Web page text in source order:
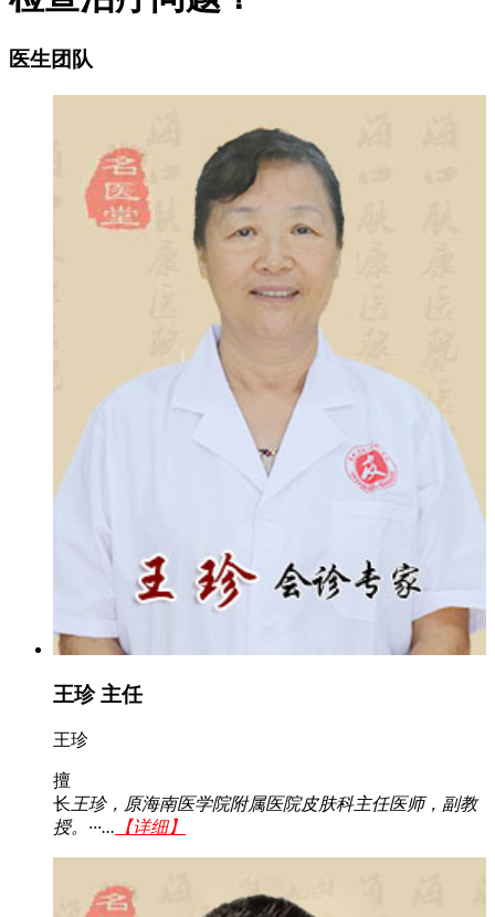
医生团队
王珍 主任
王珍
擅
长王珍，原海南医学院附属医院皮肤科主任医师，副教
授。···... 【详细】